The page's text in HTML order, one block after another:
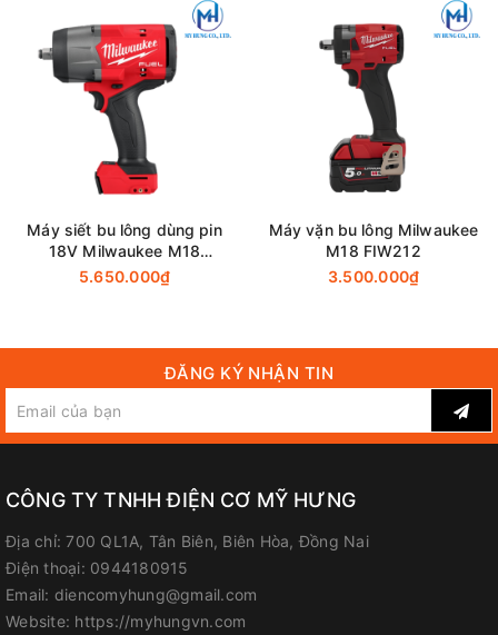
Máy siết bu lông dùng pin
18V Milwaukee M18
FHIW2F12-0X0 (Chưa Pin &
5.650.000₫
Máy vặn bu lông Milwaukee
M18 FIW212
3.500.000₫
ĐĂNG KÝ NHẬN TIN
CÔNG TY TNHH ĐIỆN CƠ MỸ HƯNG
Địa chỉ: 700 QL1A, Tân Biên, Biên Hòa, Đồng Nai
Điện thoại: 0944180915
Email: diencomyhung@gmail.com
Website: https://myhungvn.com